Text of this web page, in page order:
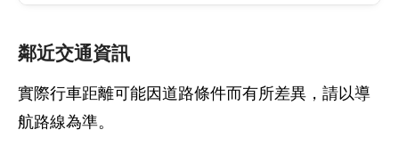
鄰近交通資訊
實際行車距離可能因道路條件而有所差異，請以導
航路線為準。